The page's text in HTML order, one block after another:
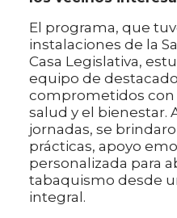
El programa, que
instalaciones de la
Casa Legislativa,
equipo de
comprometidos con
salud y el bienestar.
jornadas, se
prácticas, apoyo
personalizada para
tabaquismo desde
integral.